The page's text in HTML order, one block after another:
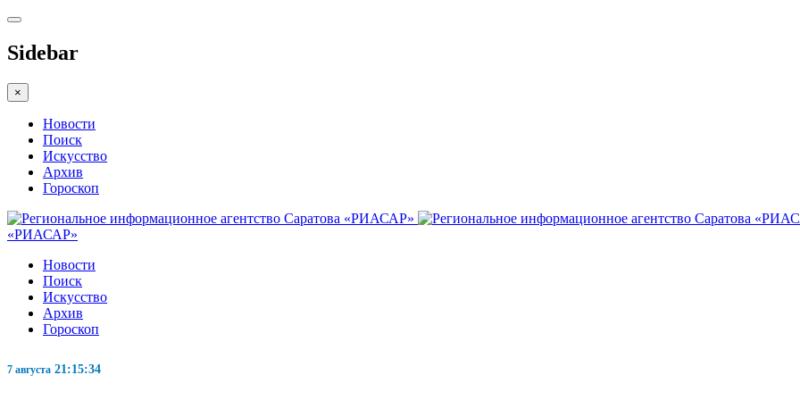
Sidebar
×
Новости
Поиск
Искусство
Архив
Гороскоп
«РИАСАР»
Новости
Поиск
Искусство
Архив
Гороскоп
7 августа 21:15:34